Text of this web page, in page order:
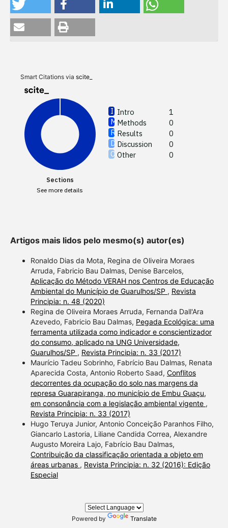
Smart Citations via scite_
Intro
1
Methods
0
Results
0
Discussion
0
Other
0
Sections
See more details
Intro
Artigos mais lidos pelo mesmo(s) autor(es)
Ronaldo Dias da Mota, Regina de Oliveira Moraes
Arruda, Fabricio Bau Dalmas, Denise Barcelos,
Aplicação do Método VERAH nos Centros de Educação
Ambiental do Município de Guarulhos/SP , Revista
Principia: n. 48 (2020)
Regina de Oliveira Moraes Arruda, Fernanda Dall'Ara
Azevedo, Fabricio Bau Dalmas, Pegada Ecológica: uma
ferramenta utilizada como indicador e conscientizador
do consumo, aplicado na UNG Universidade,
Guarulhos/SP , Revista Principia: n. 33 (2017)
Maurício Tadeu Sobrinho, Fabrício Bau Dalmas, Renata
Aparecida Costa, Antonio Roberto Saad, Conflitos
decorrentes da ocupação do solo nas margens da
represa Guarapiranga, no município de Embu Guaçu,
em consonância com a legislação ambiental vigente ,
Revista Principia: n. 33 (2017)
Hugo Teruya Junior, Antonio Conceição Paranhos Filho,
Giancarlo Lastoria, Liliane Candida Correa, Alexandre
Augusto Moreira Lajo, Fabrício Bau Dalmas,
Contribuição da classificação orientada a objeto em
áreas urbanas , Revista Principia: n. 32 (2016): Edição
Especial
Powered by Translate